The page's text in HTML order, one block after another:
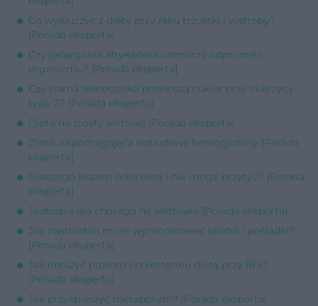
Co wykluczyć z diety przy raku trzustki i wątroby?
[Porada eksperta]
Czy pelargonia afrykańska wzmocni odporność
organizmu? [Porada eksperta]
Czy ziarna słonecznika podnoszą cukier przy cukrzycy
typu 2? [Porada eksperta]
Dieta na zrosty jelitowe [Porada eksperta]
Dieta wspomagająca odbudowę hemoglobiny [Porada
eksperta]
Dlaczego jestem osłabiona i nie mogę przytyć? [Porada
eksperta]
Jadłospis dla chorego na jelitówkę [Porada eksperta]
Jak nastolatka może wymodelować biodra i pośladki?
[Porada eksperta]
Jak obniżyć poziom cholesterolu dietą przy IBS?
[Porada eksperta]
Jak przyspieszyć metabolizm? [Porada eksperta]